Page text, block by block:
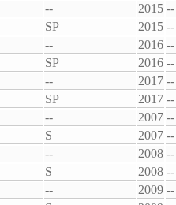
-- 2015 --
SP 2015 --
-- 2016 --
SP 2016 --
-- 2017 --
SP 2017 --
-- 2007 --
S 2007 --
-- 2008 --
S 2008 --
-- 2009 --